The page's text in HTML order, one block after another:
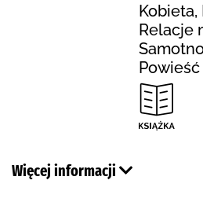
Kobieta,
Relacje
Powieść
Więcej informacji